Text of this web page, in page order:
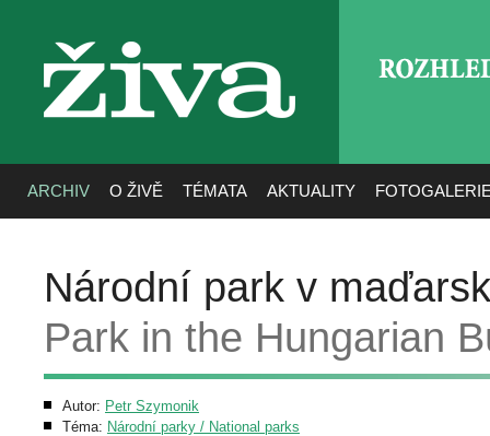
živa
ARCHIV O ŽIVĚ TÉMATA AKTUALITY
Národní park v
Park in the Hungarian
Autor: Petr Szymonik
Téma: Národní parky / National parks